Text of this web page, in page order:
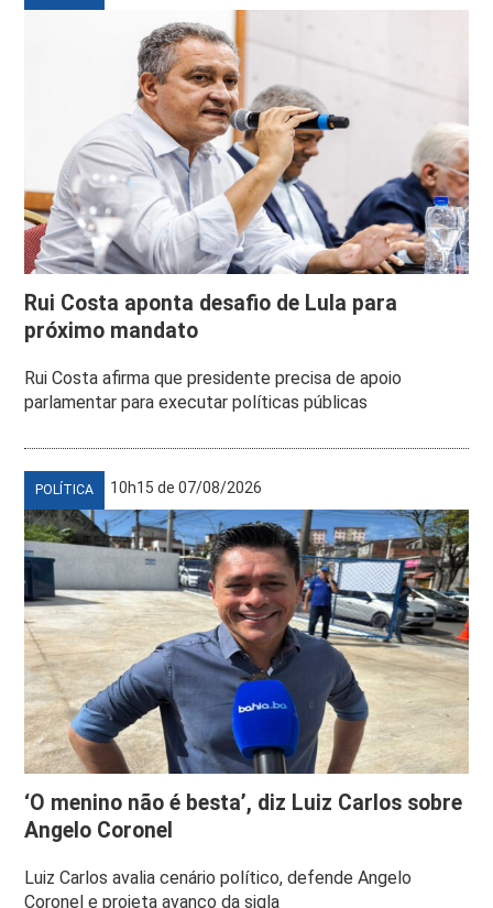
Rui Costa aponta desafio de Lula para
próximo mandato
Rui Costa afirma que presidente precisa de apoio
parlamentar para executar políticas públicas
POLÍTICA 10h15 de 07/08/2026
‘O menino não é besta’, diz Luiz Carlos sobre
Angelo Coronel
Luiz Carlos avalia cenário político, defende Angelo
Coronel e projeta avanço da sigla